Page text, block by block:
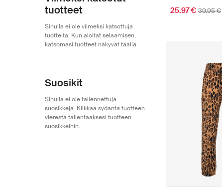
tuotteet
Sinulla ei ole viimeksi katsottuja
tuotteita. Kun aloitat selaamisen,
katsomasi tuotteet näkyvät täällä.
Suosikit
Sinulla ei ole tallennettuja
suosikkeja. Klikkaa sydäntä tuotteen
vierestä tallentaaksesi tuotteen
suosikkeihin.
25.97 € 39.95 €